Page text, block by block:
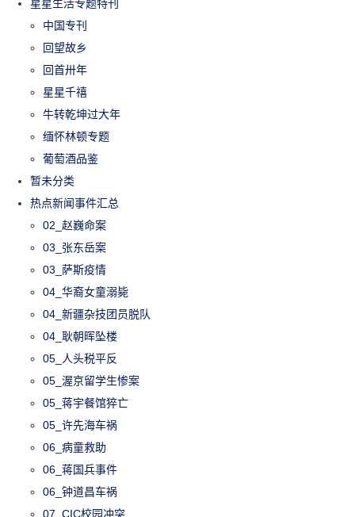
星星生活专题特刊
中国专刊
回望故乡
回首卅年
星星千禧
牛转乾坤过大年
缅怀林顿专题
葡萄酒品鉴
暂未分类
热点新闻事件汇总
02_赵巍命案
03_张东岳案
03_萨斯疫情
04_华裔女童溺毙
04_新疆杂技团员脱队
04_耿朝晖坠楼
05_人头税平反
05_渥京留学生惨案
05_蒋宇餐馆猝亡
05_许先海车祸
06_病童救助
06_蒋国兵事件
06_钟道昌车祸
07_CIC校园冲突